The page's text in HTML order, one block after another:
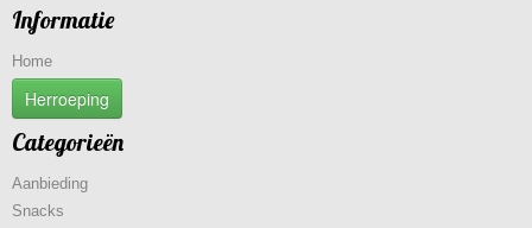
Informatie
Home
Herroeping
Categorieën
Aanbieding
Snacks